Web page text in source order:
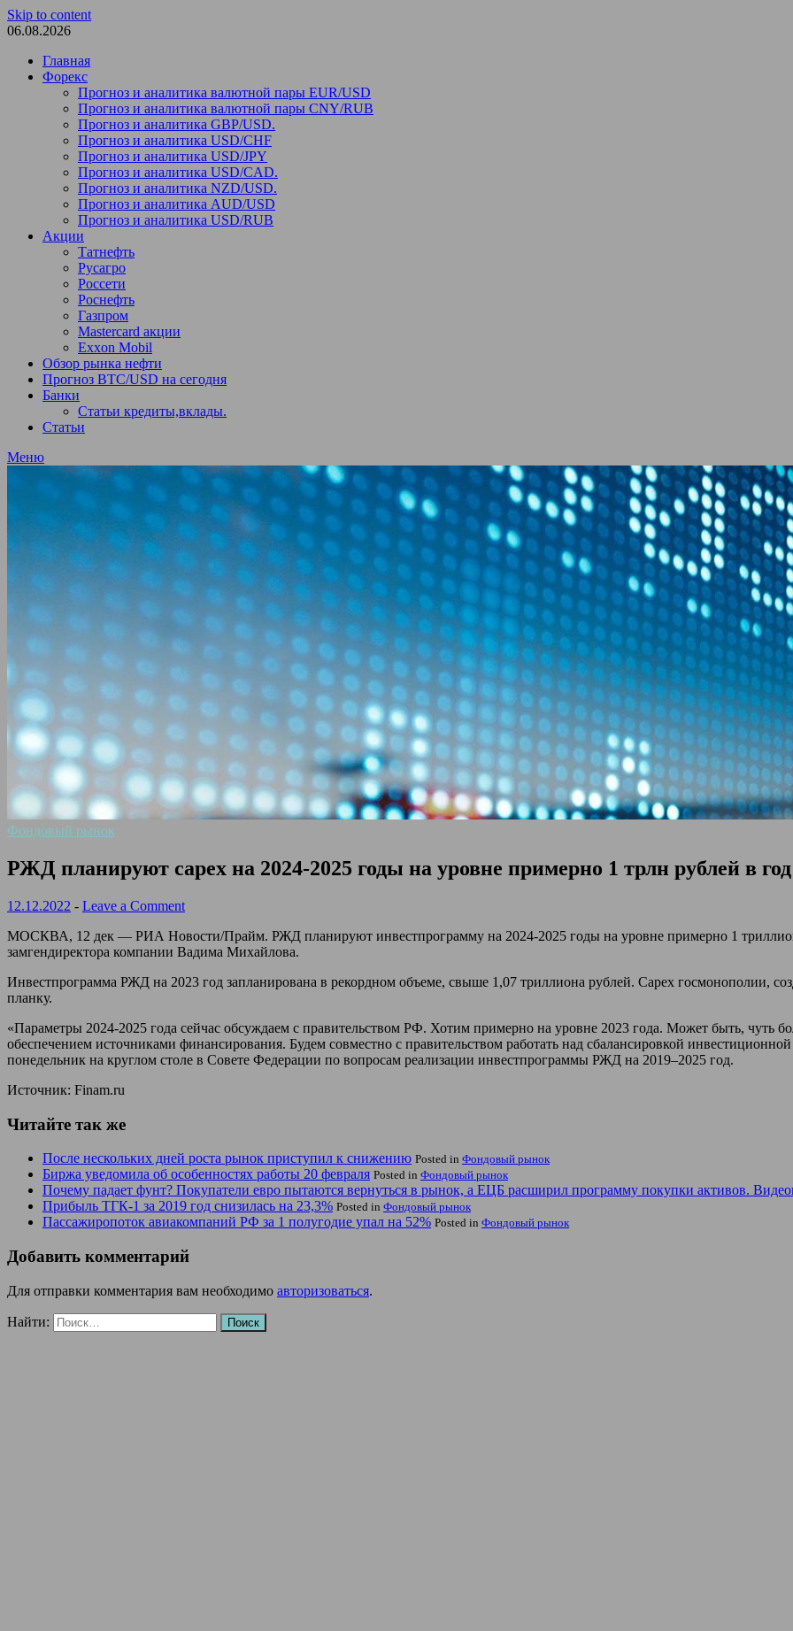
Skip to content
06.08.2026
Главная
Форекс
Прогноз и аналитика валютной пары EUR/USD
Прогноз и аналитика валютной пары CNY/RUB
Прогноз и аналитика GBP/USD.
Прогноз и аналитика USD/CHF
Прогноз и аналитика USD/JPY
Прогноз и аналитика USD/CAD.
Прогноз и аналитика NZD/USD.
Прогноз и аналитика AUD/USD
Прогноз и аналитика USD/RUB
Акции
Татнефть
Русагро
Россети
Роснефть
Газпром
Mastercard акции
Exxon Mobil
Обзор рынка нефти
Прогноз BTC/USD на сегодня
Банки
Статьи кредиты,вклады.
Статьи
Меню
Фондовый рынок
РЖД планируют capex на 2024-2025 годы на уровне примерно 1 трлн рублей в
12.12.2022 - Leave a Comment
МОСКВА, 12 дек — РИА Новости/Прайм. РЖД планируют инвестпрограмму на 2024-2025 годы на уровне примерно 1
замгендиректора компании Вадима Михайлова.
Инвестпрограмма РЖД на 2023 год запланирована в рекордном объеме, свыше 1,07 триллиона рублей. Capex госмонополии,
планку.
«Параметры 2024-2025 года сейчас обсуждаем с правительством РФ. Хотим примерно на уровне 2023 года. Может быть, чуть
обеспечением источниками финансирования. Будем совместно с правительством работать над сбалансировкой
понедельник на круглом столе в Совете Федерации по вопросам реализации инвестпрограммы РЖД на 2019–2025 год.
Источник: Finam.ru
Читайте так же
После нескольких дней роста рынок приступил к снижению Posted in Фондовый рынок
Биржа уведомила об особенностях работы 20 февраля Posted in Фондовый рынок
Почему падает фунт? Покупатели евро пытаются вернуться в рынок, а ЕЦБ расширил программу покупки активов.
Прибыль ТГК-1 за 2019 год снизилась на 23,3% Posted in Фондовый рынок
Пассажиропоток авиакомпаний РФ за 1 полугодие упал на 52% Posted in Фондовый рынок
Добавить комментарий
Для отправки комментария вам необходимо авторизоваться.
Найти: